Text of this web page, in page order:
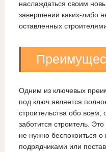
наслаждаться своим
завершении каких-либо
оставленных
Одним из ключевых
под ключ является
строительства обо всем,
заботится строитель.
не нужно беспокоиться
подрядчиками или